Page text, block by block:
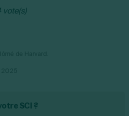
pour les SCI qui
vote(s)
SCI ?